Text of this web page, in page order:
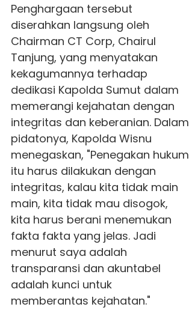
Penghargaan tersebut
diserahkan langsung oleh
Chairman CT Corp, Chairul
Tanjung, yang menyatakan
kekagumannya terhadap
dedikasi Kapolda Sumut dalam
memerangi kejahatan dengan
integritas dan keberanian. Dalam
pidatonya, Kapolda Wisnu
menegaskan, "Penegakan hukum
itu harus dilakukan dengan
integritas, kalau kita tidak main
main, kita tidak mau disogok,
kita harus berani menemukan
fakta fakta yang jelas. Jadi
menurut saya adalah
transparansi dan akuntabel
adalah kunci untuk
memberantas kejahatan."